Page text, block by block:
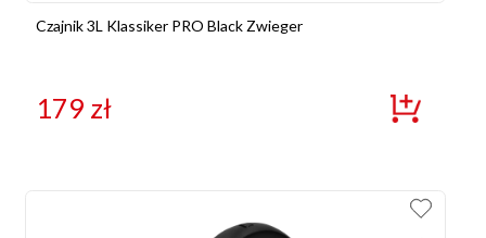
Czajnik 3L Klassiker PRO Black Zwieger
179 zł